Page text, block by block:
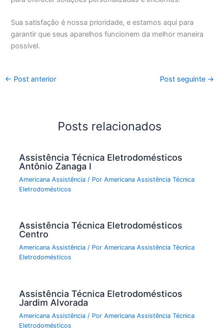
Sua satisfação é nossa prioridade, e estamos aqui para
garantir que seus aparelhos funcionem da melhor maneira
possível.
← Post anterior Post seguinte →
Posts relacionados
Assistência Técnica Eletrodomésticos
Antônio Zanaga I
Americana Assistência / PorAmericana Assistência Técnica
Eletrodomésticos
Assistência Técnica Eletrodomésticos
Centro
Americana Assistência / PorAmericana Assistência Técnica
Eletrodomésticos
Assistência Técnica Eletrodomésticos
Jardim Alvorada
Americana Assistência / PorAmericana Assistência Técnica
Eletrodomésticos